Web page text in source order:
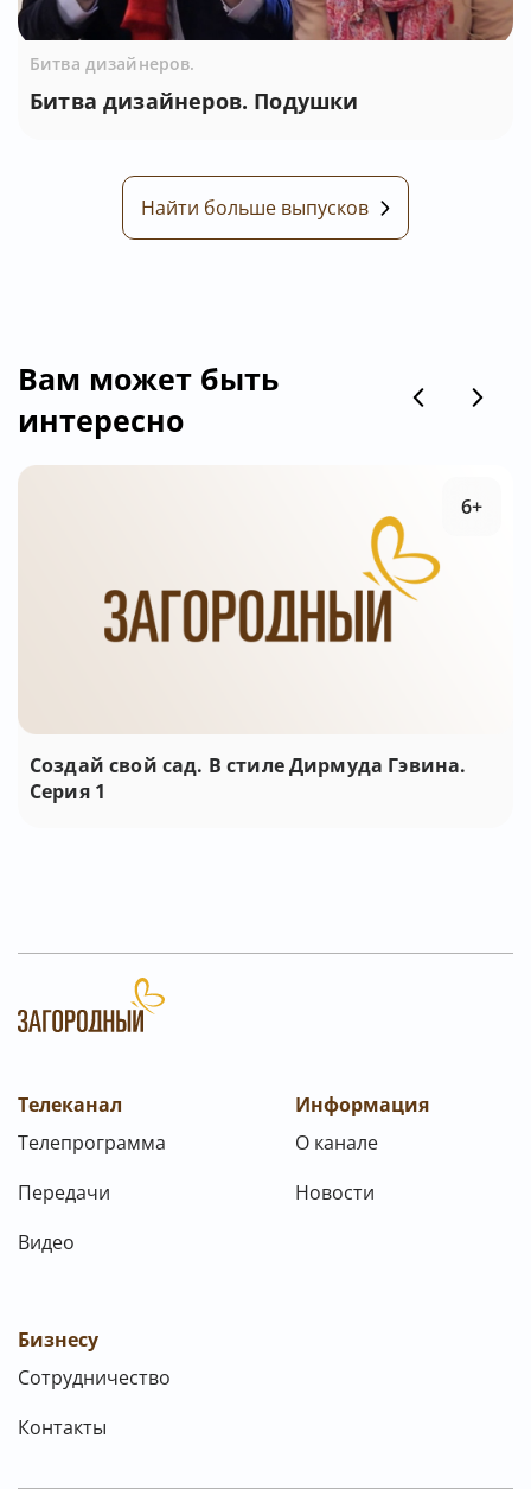
Битва дизайнеров.
Битва дизайнеров. Подушки
Найти больше выпусков
Вам может быть
интересно
Создай свой сад. В стиле Дирмуда Гэвина.
Серия 1
6+
Телеканал
Телепрограмма
Передачи
Видео
Информация
О канале
Новости
Бизнесу
Сотрудничество
Контакты